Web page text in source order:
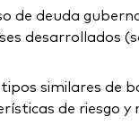
de deuda
desarrollados
similares de
de riesgo